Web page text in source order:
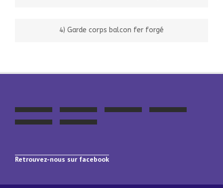
4) Garde corps balcon fer forgé
Retrouvez-nous sur facebook